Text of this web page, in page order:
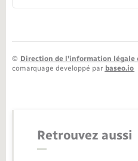
© Direction de l’information
comarquage developpé par baseo.io
Retrouvez aussi